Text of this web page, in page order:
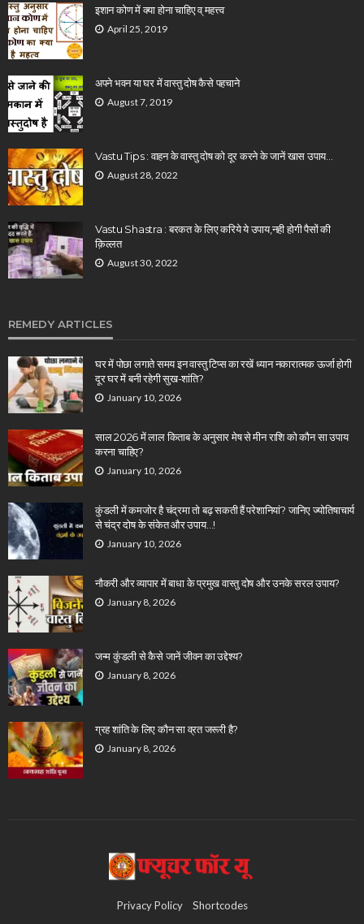
इशान कोण में क्या होना चाहिए व् महत्त्व
April 25, 2019
अपने भवन या घर में वास्तु दोष कैसे पहचाने
August 7, 2019
Vastu Tips : वाहन के वास्तु दोष को दूर करने के जानें खास उपाय…
August 28, 2022
Vastu Shastra : बरकत के लिए करिये ये उपाय,नही होगी पैसों की
क़िल्लत
August 30, 2022
REMEDY ARTICLES
घर में पोछा लगाते समय इन वास्तु टिप्स का रखें ध्यान नकारात्मक ऊर्जा होगी
दूर घर में बनी रहेगी सुख-शांति?
January 10, 2026
साल 2026 में लाल किताब के अनुसार मेष से मीन राशि को कौन सा उपाय
करना चाहिए?
January 10, 2026
कुंडली में कमजोर है चंद्रमा तो बढ़ सकती हैं परेशानियां? जानिए ज्योतिषाचार्य
से चंद्र दोष के संकेत और उपाय…!
January 10, 2026
नौकरी और व्यापार में बाधा के प्रमुख वास्तु दोष और उनके सरल उपाय?
January 8, 2026
जन्म कुंडली से कैसे जानें जीवन का उद्देश्य?
January 8, 2026
ग्रह शांति के लिए कौन सा व्रत जरूरी है?
January 8, 2026
Privacy Policy Shortcodes